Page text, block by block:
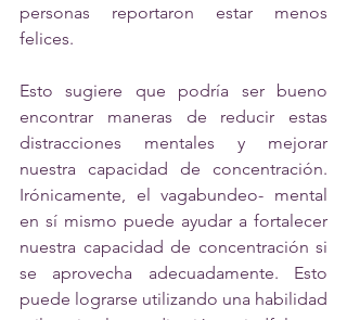
personas reportaron estar menos
felices.
Esto sugiere que podría ser bueno
encontrar maneras de reducir estas
distracciones mentales y mejorar
nuestra capacidad de concentración.
Irónicamente, el vagabundeo- mental
en sí mismo puede ayudar a fortalecer
nuestra capacidad de concentración si
se aprovecha adecuadamente. Esto
puede lograrse utilizando una habilidad